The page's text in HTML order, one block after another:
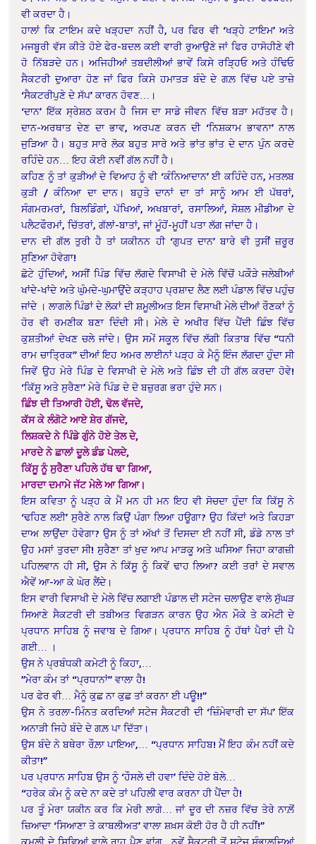
ਵੀ ਕਰਦਾ ਹੈ।
ਹਾਲਾਂ ਕਿ ਟਾਇਮ ਕਦੇ ਖੜ੍ਹਦਾ ਨਹੀਂ ਹੈ, ਪਰ ਫਿਰ ਵੀ ‘ਖੜ੍ਹੇ ਟਾਇਮ’ ਅਤੇ
ਮਜਬੂਰੀ ਵੱਸ ਕੀਤੇ ਹੋਏ ਫੇਰ-ਬਦਲ ਕਈ ਵਾਰੀ ਰੁਆਉਣੇ ਜਾਂ ਫਿਰ ਹਾਸੋਹੀਣੇ ਵੀ
ਹੋ ਨਿੱਬੜਦੇ ਹਨ। ਅਜਿਹੀਆਂ ਤਬਦੀਲੀਆਂ ਭਾਵੇਂ ਕਿਸੇ ਰੜ੍ਹਿਓ ਅਤੇ ਹੰਢਿਓ
ਸੈਕਟਰੀ ਦੁਆਰਾ ਹੋਣ ਜਾਂ ਫਿਰ ਕਿਸੇ ਹਮਾਤੜ ਬੰਦੇ ਦੇ ਗਲ਼ ਵਿੱਚ ਪਏ ਤਾਜ਼ੇ
‘ਸੈਕਟਰੀਪੁਣੇ ਦੇ ਸੱਪ’ ਕਾਰਨ ਹੋਵਣ…।
‘ਦਾਨ’ ਇੱਕ ਸ੍ਰੇਸ਼ਠ ਕਰਮ ਹੈ ਜਿਸ ਦਾ ਸਾਡੇ ਜੀਵਨ ਵਿੱਚ ਬੜਾ ਮਹੱਤਵ ਹੈ।
ਦਾਨ-ਅਰਥਾਤ ਦੇਣ ਦਾ ਭਾਵ, ਅਰਪਣ ਕਰਨ ਦੀ ‘ਨਿਸ਼ਕਾਮ ਭਾਵਨਾ’ ਨਾਲ
ਜੁੜਿਆ ਹੈ। ਬਹੁਤ ਸਾਰੇ ਲੋਕ ਬਹੁਤ ਸਾਰੇ ਅਤੇ ਭਾਂਤ ਭਾਂਤ ਦੇ ਦਾਨ ਪੁੰਨ ਕਰਦੇ
ਰਹਿੰਦੇ ਹਨ… ਇਹ ਕੋਈ ਨਵੀਂ ਗੱਲ ਨਹੀਂ ਹੈ।
ਕਹਿਣ ਨੂੰ ਤਾਂ ਕੁੜੀਆਂ ਦੇ ਵਿਆਹ ਨੂੰ ਵੀ ‘ਕੰਨਿਆਦਾਨ’ ਈ ਕਹਿੰਦੇ ਹਨ, ਮਤਲਬ
ਕੁੜੀ / ਕੰਨਿਆ ਦਾ ਦਾਨ। ਬਹੁਤੇ ਦਾਨਾਂ ਦਾ ਤਾਂ ਸਾਨੂੰ ਆਮ ਈ ਪੱਥਰਾਂ,
ਸੰਗਮਰਮਰਾਂ, ਬਿਲਡਿੰਗਾਂ, ਪੱਖਿਆਂ, ਅਖਬਾਰਾਂ, ਰਸਾਲਿਆਂ, ਸੋਸ਼ਲ ਮੀਡੀਆ ਦੇ
ਪਲੈਟਫੌਰਮਾਂ, ਚਿੱਤਰਾਂ, ਗੱਲਾਂ-ਬਾਤਾਂ, ਜਾਂ ਮੂੰਹੋਂ-ਮੂਹੀਂ ਪਤਾ ਲੱਗ ਜਾਂਦਾ ਹੈ।
ਦਾਨ ਦੀ ਗੱਲ ਤੁਰੀ ਹੈ ਤਾਂ ਯਕੀਨਨ ਹੀ ‘ਗੁਪਤ ਦਾਨ’ ਬਾਰੇ ਵੀ ਤੁਸੀਂ ਜ਼ਰੂਰ
ਸੁਣਿਆ ਹੋਵੇਗਾ!
ਛੋਟੇ ਹੁੰਦਿਆਂ, ਅਸੀਂ ਪਿੰਡ ਵਿੱਚ ਲੱਗਦੇ ਵਿਸਾਖੀ ਦੇ ਮੇਲੇ ਵਿੱਚੋਂ ਪਕੌੜੇ ਜਲੇਬੀਆਂ
ਖਾਂਦੇ-ਖਾਂਦੇ ਅਤੇ ਘੁੰਮਦੇ-ਘੁਮਾਉਂਦੇ ਕੜ੍ਹਾਹ ਪ੍ਰਸ਼ਾਦ ਲੈਣ ਲਈ ਪੰਡਾਲ ਵਿੱਚ ਪਹੁੰਚ
ਜਾਂਦੇ । ਲਾਗਲੇ ਪਿੰਡਾਂ ਦੇ ਲੋਕਾਂ ਦੀ ਸ਼ਮੂਲੀਅਤ ਇਸ ਵਿਸਾਖੀ ਮੇਲੇ ਦੀਆਂ ਰੌਣਕਾਂ ਨੂੰ
ਹੋਰ ਵੀ ਰਮਣੀਕ ਬਣਾ ਦਿੰਦੀ ਸੀ। ਮੇਲੇ ਦੇ ਅਖੀਰ ਵਿੱਚ ਪੈਂਦੀ ਛਿੰਝ ਵਿੱਚ
ਕੁਸ਼ਤੀਆਂ ਦੇਖਣ ਚਲੇ ਜਾਂਦੇ। ਉਸ ਸਮੇਂ ਸਕੂਲ ਵਿੱਚ ਲੱਗੀ ਕਿਤਾਬ ਵਿੱਚ “ਧਨੀ
ਰਾਮ ਚਾਤ੍ਰਿਕ” ਦੀਆਂ ਇਹ ਅਮਰ ਲਾਈਨਾਂ ਪੜ੍ਹ ਕੇ ਮੈਨੂੰ ਇੰਜ ਲੱਗਦਾ ਹੁੰਦਾ ਸੀ
ਜਿਵੇਂ ਉਹ ਮੇਰੇ ਪਿੰਡ ਦੇ ਵਿਸਾਖੀ ਦੇ ਮੇਲੇ ਅਤੇ ਛਿੰਝ ਦੀ ਹੀ ਗੱਲ ਕਰਦਾ ਹੋਵੇ!
‘ਕਿੱਸੂ ਅਤੇ ਸੁਰੈਣਾ’ ਮੇਰੇ ਪਿੰਡ ਦੇ ਦੋ ਬਜ਼ੁਰਗ ਭਰਾ ਹੁੰਦੇ ਸਨ।
ਛਿੰਝ ਦੀ ਤਿਆਰੀ ਹੋਈ, ਢੋਲ ਵੱਜਦੇ,
ਕੱਸ ਕੇ ਲੰਗੋਟੇ ਆਏ ਸ਼ੇਰ ਗੱਜਦੇ,
ਲਿਸ਼ਕਦੇ ਨੇ ਪਿੰਡੇ ਗੁੰਨੇ ਹੋਏ ਤੇਲ ਦੇ,
ਮਾਰਦੇ ਨੇ ਛਾਲਾਂ ਦੂਲੇ ਡੰਡ ਪੇਲਦੇ,
ਕਿੱਸੂ ਨੂੰ ਸੁਰੈਣਾ ਪਹਿਲੇ ਹੱਥ ਢਾ ਗਿਆ,
ਮਾਰਦਾ ਦਮਾਮੇ ਜੱਟ ਮੇਲੇ ਆ ਗਿਆ।
ਇਸ ਕਵਿਤਾ ਨੂੰ ਪੜ੍ਹ ਕੇ ਮੈਂ ਮਨ ਹੀ ਮਨ ਇਹ ਵੀ ਸੋਚਦਾ ਹੁੰਦਾ ਕਿ ਕਿੱਸੂ ਨੇ
‘ਢਹਿਣ ਲਈ’ ਸੁਰੈਣੇ ਨਾਲ ਕਿਉਂ ਪੰਗਾ ਲਿਆ ਹਊਗਾ? ਉਹ ਕਿੱਦਾਂ ਅਤੇ ਕਿਹੜਾ
ਦਾਅ ਲਾਉਂਦਾ ਹੋਵੇਗਾ? ਉਸ ਨੂੰ ਤਾਂ ਅੱਖਾਂ ਤੋਂ ਦਿਸਦਾ ਈ ਨਹੀਂ ਸੀ, ਡੰਡੇ ਨਾਲ ਤਾਂ
ਉਹ ਮਸਾਂ ਤੁਰਦਾ ਸੀ! ਸੁਰੈਣਾ ਤਾਂ ਖੁਦ ਆਪ ਮਾੜਕੂ ਅਤੇ ਘਸਿਆ ਜਿਹਾ ਕਾਗਜ਼ੀ
ਪਹਿਲਵਾਨ ਹੀ ਸੀ, ਉਸ ਨੇ ਕਿੱਸੂ ਨੂੰ ਕਿਵੇਂ ਢਾਹ ਲਿਆ? ਕਈ ਤਰਾਂ ਦੇ ਸਵਾਲ
ਐਵੇਂ ਆ-ਆ ਕੇ ਘੇਰ ਲੈਂਦੇ।
ਇਸ ਵਾਰੀ ਵਿਸਾਖੀ ਦੇ ਮੇਲੇ ਵਿੱਚ ਲਗਾਈ ਪੰਡਾਲ ਦੀ ਸਟੇਜ ਚਲਾਉਣ ਵਾਲੇ ਸੁੱਘੜ
ਸਿਆਣੇ ਸੈਕਟਰੀ ਦੀ ਤਬੀਅਤ ਵਿਗੜਨ ਕਾਰਨ ਉਹ ਐਨ ਮੌਕੇ ਤੇ ਕਮੇਟੀ ਦੇ
ਪ੍ਰਧਾਨ ਸਾਹਿਬ ਨੂੰ ਜਵਾਬ ਦੇ ਗਿਆ। ਪ੍ਰਧਾਨ ਸਾਹਿਬ ਨੂੰ ਹੱਥਾਂ ਪੈਰਾਂ ਦੀ ਪੈ
ਗਈ… ।
ਉਸ ਨੇ ਪ੍ਰਬੰਧਕੀ ਕਮੇਟੀ ਨੂੰ ਕਿਹਾ,…
”ਮੇਰਾ ਕੰਮ ਤਾਂ “ਪ੍ਰਧਾਨਾਂ” ਵਾਲਾ ਹੈ!
ਪਰ ਫੇਰ ਵੀ… ਮੈਨੂੰ ਕੁਛ ਨਾ ਕੁਛ ਤਾਂ ਕਰਨਾ ਈ ਪਊ!!”
ਉਸ ਨੇ ਤਰਲਾ-ਮਿੰਨਤ ਕਰਦਿਆਂ ਸਟੇਜ ਸੈਕਟਰੀ ਦੀ ‘ਜ਼ਿੰਮੇਵਾਰੀ ਦਾ ਸੱਪ’ ਇੱਕ
ਅਨਾੜੀ ਜਿਹੇ ਬੰਦੇ ਦੇ ਗਲ਼ ਪਾ ਦਿੱਤਾ।
ਉਸ ਬੰਦੇ ਨੇ ਬਥੇਰਾ ਰੌਲ਼ਾ ਪਾਇਆ,… “ਪ੍ਰਧਾਨ ਸਾਹਿਬ! ਮੈਂ ਇਹ ਕੰਮ ਨਹੀਂ ਕਦੇ
ਕੀਤਾ!”
ਪਰ ਪ੍ਰਧਾਨ ਸਾਹਿਬ ਉਸ ਨੂੰ ‘ਹੌਸਲੇ ਦੀ ਹਵਾ’ ਦਿੰਦੇ ਹੋਏ ਬੋਲੇ…
“ਹਰੇਕ ਕੰਮ ਨੂੰ ਕਦੇ ਨਾ ਕਦੇ ਤਾਂ ਪਹਿਲੀ ਵਾਰ ਕਰਨਾ ਹੀ ਪੈਂਦਾ ਹੈ!
ਪਰ ਤੂੰ ਮੇਰਾ ਯਕੀਨ ਕਰ ਕਿ ਮੇਰੀ ਲਾਗੇ… ਜਾਂ ਦੂਰ ਦੀ ਨਜ਼ਰ ਵਿੱਚ ਤੇਰੇ ਨਾਲ਼ੋਂ
ਜ਼ਿਆਦਾ ‘ਸਿਆਣਾ ਤੇ ਕਾਬਲੀਅਤ’ ਵਾਲਾ ਸ਼ਖ਼ਸ ਕੋਈ ਹੋਰ ਹੈ ਹੀ ਨਹੀਂ!”